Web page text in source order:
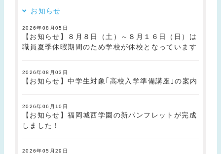
お知らせ
2026年08月05日
【お知らせ】８月８日（土）～８月１６日（日）は
職員夏季休暇期間のため学校が休校となっています
2026年08月03日
【お知らせ】中学生対象｢高校入学準備講座｣の案内
2026年06月10日
【お知らせ】福岡城西学園の新パンフレットが完成
しました！
2026年05月29日